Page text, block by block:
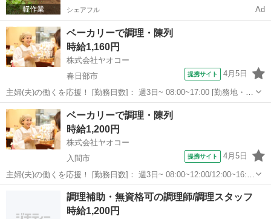
シェアフル Ad
ベーカリーで調理・陳列
時給1,160円
株式会社ヤオコー
春日部市
提携サイト 4月5日
主婦(夫)の働くを応援！ [勤務日数]： 週3日~ 08:00~17:00 [勤務地・最
寄駅]： 埼玉県春日部市大衾496-14 ヤオコー 南桜井店 ＜株式会社
埼玉 春日部市 パン
ベーカリーで調理・陳列
時給1,200円
株式会社ヤオコー
入間市
提携サイト 4月5日
主婦(夫)の働くを応援！ [勤務日数]： 週3日~ 08:00~12:00/12:00~16:00
[勤務地・最寄駅]： 埼玉県入間市大字仏子785-1 ヤオコー 入間仏子
店 ＜株式会社ヤオコー＞ 仏子駅徒歩5分 [...
入間市 パン
調理補助・無資格可の調理師/調理スタッフ
時給1,200円